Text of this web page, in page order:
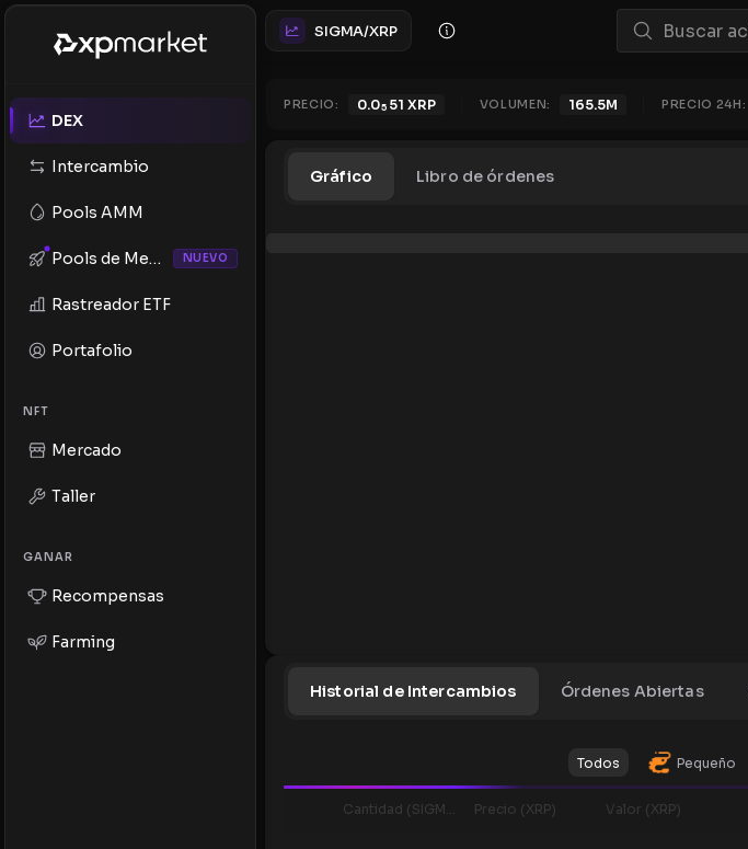
DEX
Intercambio
Pools AMM
Pools de Memes NUEVO
Rastreador ETF
Portafolio
NFT
Mercado
Taller
GANAR
Recompensas
Farming
SIGMA/XRP
PRECIO: 0.05 51 XRP VOLUMEN: 165.5M PRECIO 24H:
Gráfico Libro de órdenes
Historial de Intercambios Órdenes Abiertas
Todos Pequeño
Precio (XRP) Valor (XRP)